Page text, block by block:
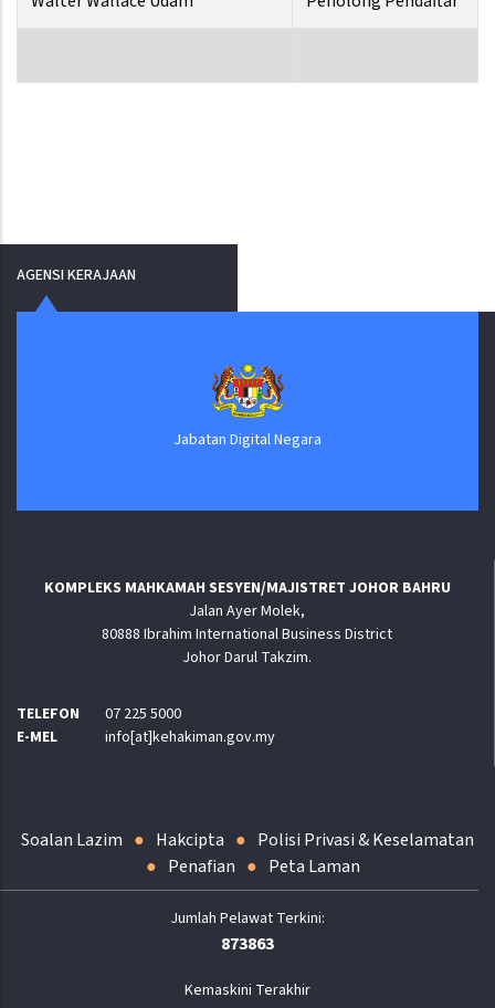
AGENSI KERAJAAN
Jabatan Digital Negara
KOMPLEKS MAHKAMAH SESYEN/MAJISTRET JOHOR BAHRU
Jalan Ayer Molek,
80888 Ibrahim International Business District
Johor Darul Takzim.
TELEFON
07 225 5000
E-MEL
info[at]kehakiman.gov.my
Soalan Lazim Hakcipta
Polisi Privasi & Keselamatan
Penafian
Peta Laman
873863
Kemaskini Terakhir